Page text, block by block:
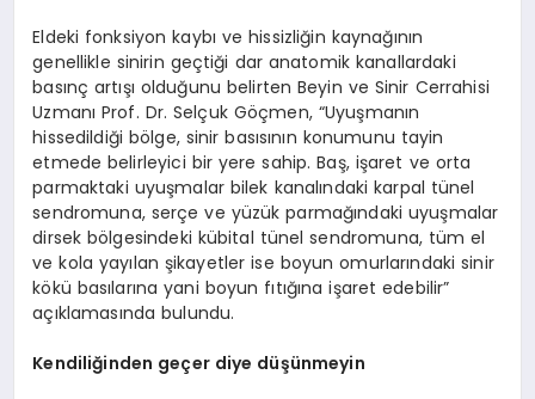
Eldeki fonksiyon kaybı ve hissizliğin kaynağının
genellikle sinirin geçtiği dar anatomik kanallardaki
basınç artışı olduğunu belirten Beyin ve Sinir Cerrahisi
Uzmanı Prof. Dr. Selçuk Göçmen, “Uyuşmanın
hissedildiği bölge, sinir basısının konumunu tayin
etmede belirleyici bir yere sahip. Baş, işaret ve orta
parmaktaki uyuşmalar bilek kanalındaki karpal tünel
sendromuna, serçe ve yüzük parmağındaki uyuşmalar
dirsek bölgesindeki kübital tünel sendromuna, tüm el
ve kola yayılan şikayetler ise boyun omurlarındaki sinir
kökü basılarına yani boyun fıtığına işaret edebilir”
açıklamasında bulundu.
Kendiliğinden geçer diye düşünmeyin